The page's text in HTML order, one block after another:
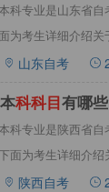
科专业是山东省
为考生详细介绍
山东自考
本科科目有哪些
科专业是陕西省
面为考生详细介
陕西自考